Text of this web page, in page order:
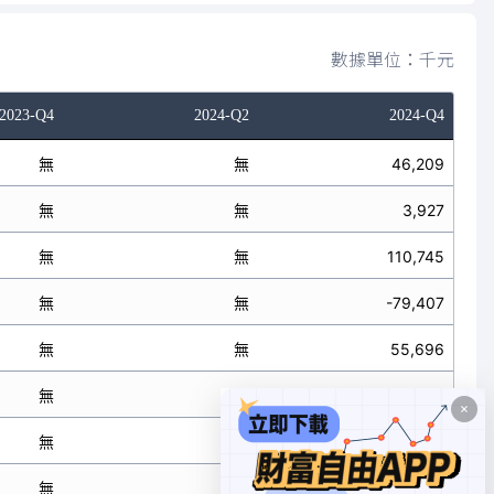
數據單位：千元
2023-Q4 2024-Q2 2024-Q4
無 無 46,209
無 無 3,927
無 無 110,745
無 無 -79,407
無 無 55,696
無 無
無 無 41,156
無 87,034